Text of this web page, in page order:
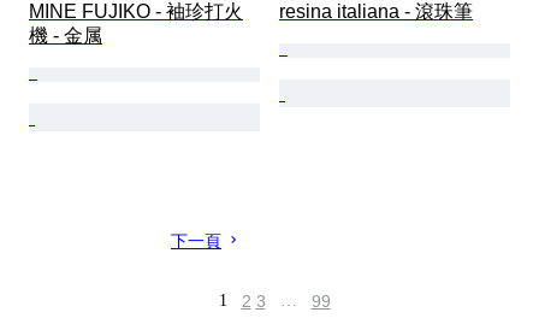
MINE FUJIKO - 袖珍打火
機 - 金属
resina italiana - 滾珠筆
下一頁
1 2 3 … 99